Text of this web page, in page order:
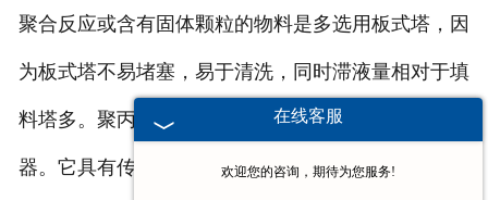
聚合反应或含有固体颗粒的物料是多选用板式塔，因
为板式塔不易堵塞，易于清洗，同时滞液量相对于填
料塔多。聚丙烯，聚氯乙烯塔器是塔器中常见的塔
器。它具有传质传热效果好，气液负荷高，雾沫夹带
在线客服
欢迎您的咨询，期待为您服务!